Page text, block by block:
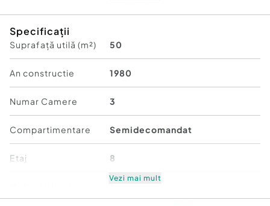
Există posibilitatea preluării unui chiriaș serios și
responsabil, ceea ce poate reprezenta un avantaj
important pentru viitorul proprietar interesat de
investiție și venit pasiv imediat.
Confort:1
Tip imobil:Bloc de apartamente
Număr Băi: 1
Posibilitate parcare: Nu
Specificații
Suprafață utilă (m²) 50
An constructie 1980
Numar Camere 3
Compartimentare Semidecomandat
Etaj 8
Vezi mai mult